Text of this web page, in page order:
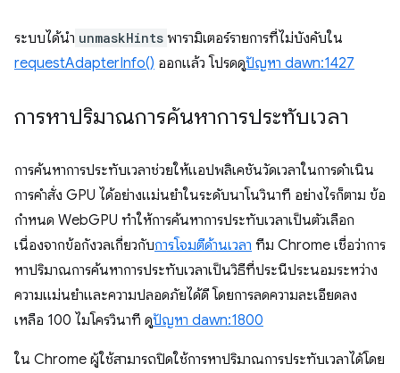
ระบบได้นำ unmaskHints พารามิเตอร์รายการที่ไม่บังคับใน
requestAdapterInfo() ออกแล้ว โปรดดูปัญหา dawn:1427
การหาปริมาณการค้นหาการประทับเวลา
การค้นหาการประทับเวลาช่วยให้แอปพลิเคชันวัดเวลาในการดำเนิน
การคำสั่ง GPU ได้อย่างแม่นยำในระดับนาโนวินาที อย่างไรก็ตาม ข้อ
กำหนด WebGPU ทำให้การค้นหาการประทับเวลาเป็นตัวเลือก
เนื่องจากข้อกังวลเกี่ยวกับการโจมตีด้านเวลา ทีม Chrome เชื่อว่าการ
หาปริมาณการค้นหาการประทับเวลาเป็นวิธีที่ประนีประนอมระหว่าง
ความแม่นยำและความปลอดภัยได้ดี โดยการลดความละเอียดลง
เหลือ 100 ไมโครวินาที ดูปัญหา dawn:1800
ใน Chrome ผู้ใช้สามารถปิดใช้การหาปริมาณการประทับเวลาได้โดย